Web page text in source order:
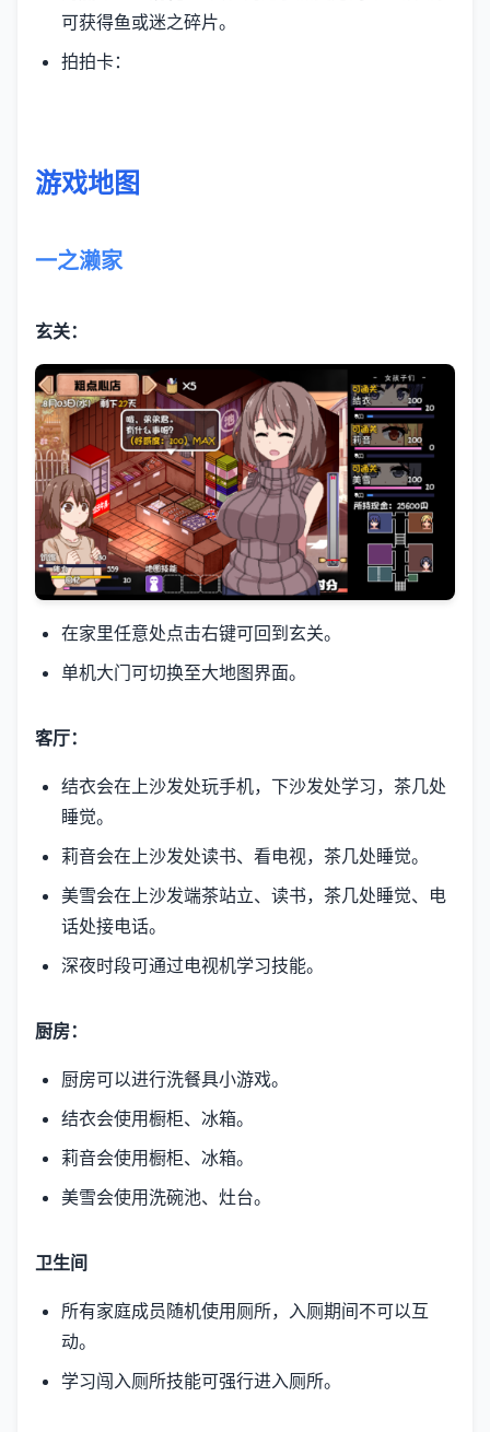
可获得鱼或迷之碎片。
拍拍卡：
游戏地图
一之濑家
玄关：
在家里任意处点击右键可回到玄关。
单机大门可切换至大地图界面。
客厅：
结衣会在上沙发处玩手机，下沙发处学习，茶几处
睡觉。
莉音会在上沙发处读书、看电视，茶几处睡觉。
美雪会在上沙发端茶站立、读书，茶几处睡觉、电
话处接电话。
深夜时段可通过电视机学习技能。
厨房：
厨房可以进行洗餐具小游戏。
结衣会使用橱柜、冰箱。
莉音会使用橱柜、冰箱。
美雪会使用洗碗池、灶台。
卫生间
所有家庭成员随机使用厕所，入厕期间不可以互
动。
学习闯入厕所技能可强行进入厕所。